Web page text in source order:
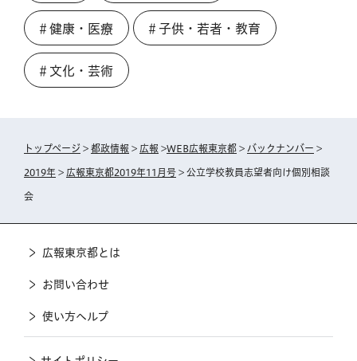
＃健康・医療 ＃子供・若者・教育
＃文化・芸術
トップページ > 都政情報 > 広報 >WEB広報東京都 > バックナンバー >
2019年 > 広報東京都2019年11月号 > 公立学校教員志望者向け個別相談
会
広報東京都とは
お問い合わせ
使い方ヘルプ